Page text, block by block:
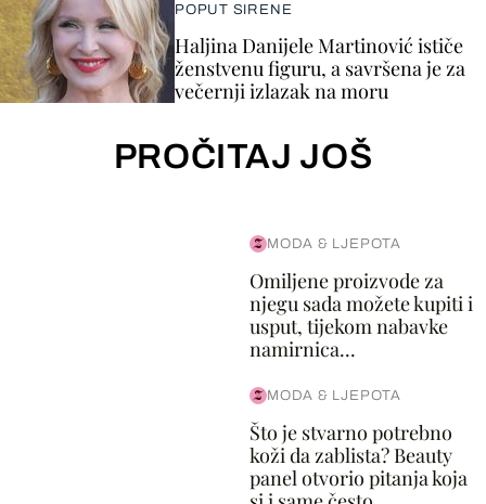
POPUT SIRENE
Haljina Danijele Martinović ističe
ženstvenu figuru, a savršena je za
večernji izlazak na moru
PROČITAJ JOŠ
MODA & LJEPOTA
Omiljene proizvode za
njegu sada možete kupiti i
usput, tijekom nabavke
namirnica...
MODA & LJEPOTA
Što je stvarno potrebno
koži da zablista? Beauty
panel otvorio pitanja koja